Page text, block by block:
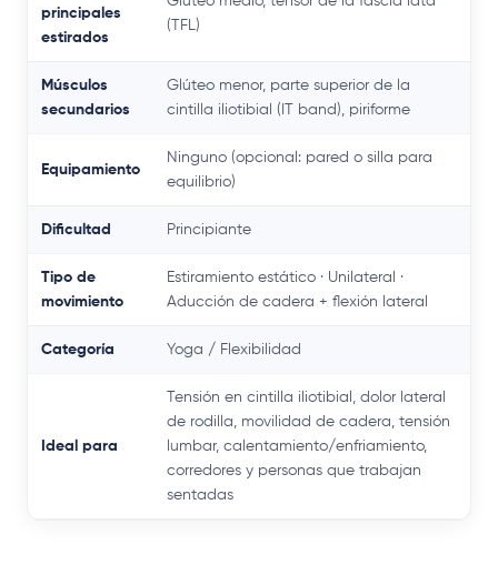
principales
estirados
(TFL)
Músculos
secundarios
Glúteo menor, parte superior de la
cintilla iliotibial (IT band), piriforme
Equipamiento
Ninguno (opcional: pared o silla para
equilibrio)
Dificultad Principiante
Tipo de
movimiento
Estiramiento estático · Unilateral ·
Aducción de cadera + flexión lateral
Categoría Yoga / Flexibilidad
Ideal para
Tensión en cintilla iliotibial, dolor lateral
de rodilla, movilidad de cadera, tensión
lumbar, calentamiento/enfriamiento,
corredores y personas que trabajan
sentadas